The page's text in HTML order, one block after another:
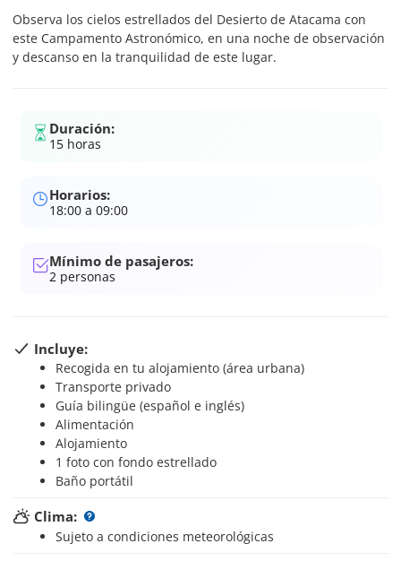
Observa los cielos estrellados del Desierto de Atacama con
este Campamento Astronómico, en una noche de observación
y descanso en la tranquilidad de este lugar.
Duración:
15 horas
Horarios:
18:00 a 09:00
Mínimo de pasajeros:
2 personas
Incluye:
Recogida en tu alojamiento (área urbana)
Transporte privado
Guía bilingüe (español e inglés)
Alimentación
Alojamiento
1 foto con fondo estrellado
Baño portátil
Clima:
Sujeto a condiciones meteorológicas